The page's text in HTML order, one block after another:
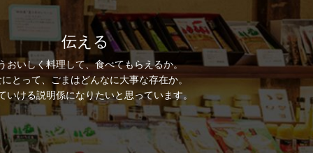
伝える
おいしく料理して、食べてもらえるか。
とって、ごまはどんなに大事な存在か。
いける説明係になりたいと思っています。